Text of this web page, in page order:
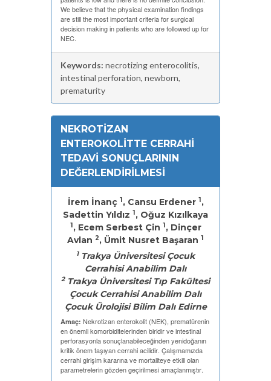
We believe that the physical examination findings
are still the most important criteria for surgical
decision making in patients who are followed up for
NEC.
Keywords: necrotizing enterocolitis,
intestinal perforation, newborn,
prematurity
NEKROTİZAN
ENTEROKOLİTTE CERRAHİ
TEDAVİ SONUÇLARININ
DEĞERLENDİRİLMESİ
İrem İnanç 1, Cansu Erdener 1,
Sadettin Yıldız 1, Oğuz Kızılkaya
1, Ecem Serbest Çin 1, Dinçer
Avlan 2, Ümit Nusret Başaran 1
1Trakya Üniversitesi Çocuk
Cerrahisi Anabilim Dalı
2Trakya Üniversitesi Tıp Fakültesi
Çocuk Cerrahisi Anabilim Dalı
Çocuk Ürolojisi Bilim Dalı Edirne
Amaç: Nekrotizan enterokolit (NEK), prematürenin
en önemli komorbiditelerinden biridir ve intestinal
perforasyonla sonuçlanabileceğinden yenidoğanın
kritik önem taşıyan cerrahi acilidir. Çalışmamızda
cerrahi girişim kararına ve mortaliteye etkili olan
parametrelerin gözden geçirilmesi amaçlanmıştır.